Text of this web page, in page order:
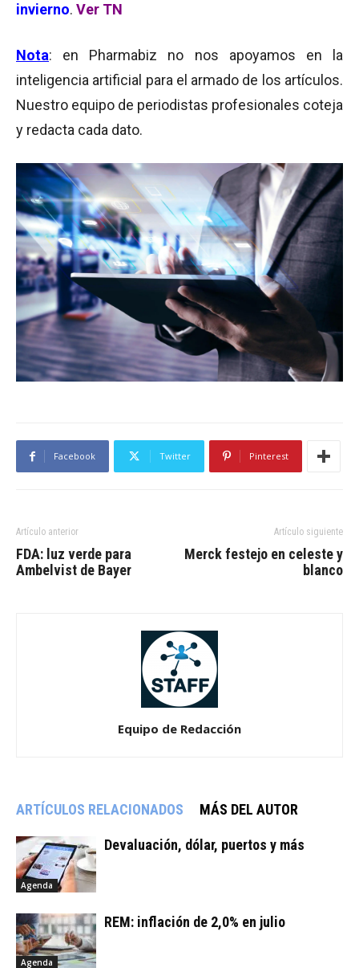
invierno. Ver TN
Nota: en Pharmabiz no nos apoyamos en la
inteligencia artificial para el armado de los artículos.
Nuestro equipo de periodistas profesionales coteja
y redacta cada dato.
Facebook Twitter Pinterest
Artículo anterior
FDA: luz verde para
Ambelvist de Bayer
Artículo siguiente
Merck festejo en celeste y
blanco
Equipo de Redacción
ARTÍCULOS RELACIONADOS MÁS DEL AUTOR
Agenda
Devaluación, dólar, puertos y más
Agenda
REM: inflación de 2,0% en julio